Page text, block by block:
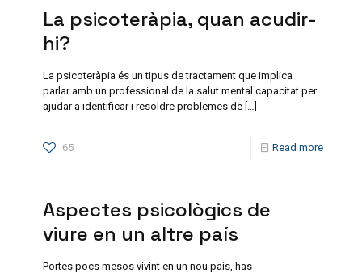
La psicoteràpia, quan acudir-
hi?
La psicoteràpia és un tipus de tractament que implica
parlar amb un professional de la salut mental capacitat per
ajudar a identificar i resoldre problemes de […]
65 Read more
Aspectes psicològics de
viure en un altre país
Portes pocs mesos vivint en un nou país, has